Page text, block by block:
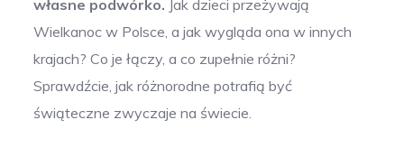
własne podwórko. Jak dzieci przeżywają
Wielkanoc w Polsce, a jak wygląda ona w innych
krajach? Co je łączy, a co zupełnie różni?
Sprawdźcie, jak różnorodne potrafią być
świąteczne zwyczaje na świecie.